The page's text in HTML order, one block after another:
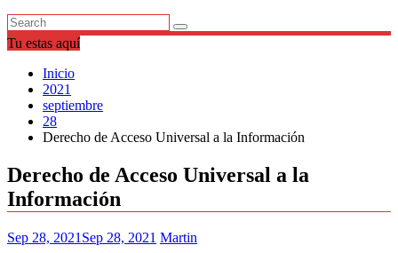
Tu estas aquí
Inicio
2021
septiembre
28
Derecho de Acceso Universal a la Información
Derecho de Acceso Universal a la
Información
Sep 28, 2021 Sep 28, 2021 Martin